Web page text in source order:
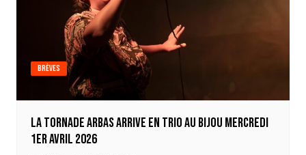
Brèves
La tornade Arbas arrive en trio au Bijou mercredi
1er avril 2026